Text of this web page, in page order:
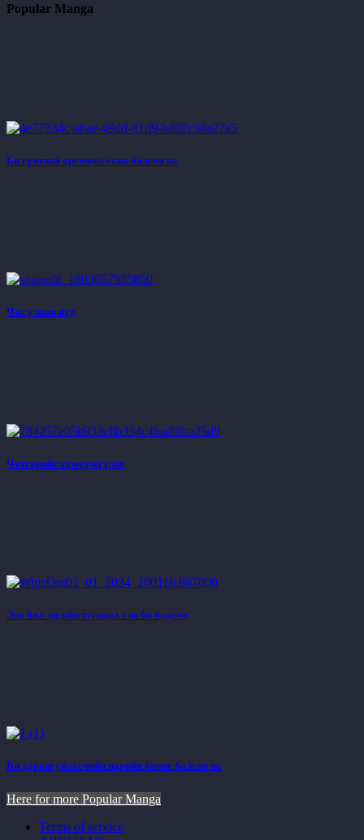
Popular Manga
Би гүнтний өргөмөл охин болсон нь
Час улаан нүд
Чөтгөрийг хүмүүжүүлэх
Энэ бол эцсийн хугацаа гэж би бодсон
Би дарангуйлагчийн нарийн бичиг болсон нь
Here for more Popular Manga
Terms of service